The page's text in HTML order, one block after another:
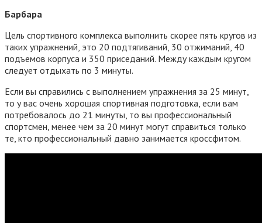
Барбара
Цель спортивного комплекса выполнить скорее пять кругов из
таких упражнений, это 20 подтягиваний, 30 отжиманий, 40
подъемов корпуса и 350 приседаний. Между каждым кругом
следует отдыхать по 3 минуты.
Если вы справились с выполнением упражнения за 25 минут,
то у вас очень хорошая спортивная подготовка, если вам
потребовалось до 21 минуты, то вы профессиональный
спортсмен, менее чем за 20 минут могут справиться только
те, кто профессиональный давно занимается кроссфитом.